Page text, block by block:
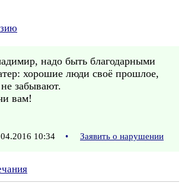
надо быть благодарными
хорошие люди своё прошлое,
забывают.
вам!
10:34 • Заявить о нарушении